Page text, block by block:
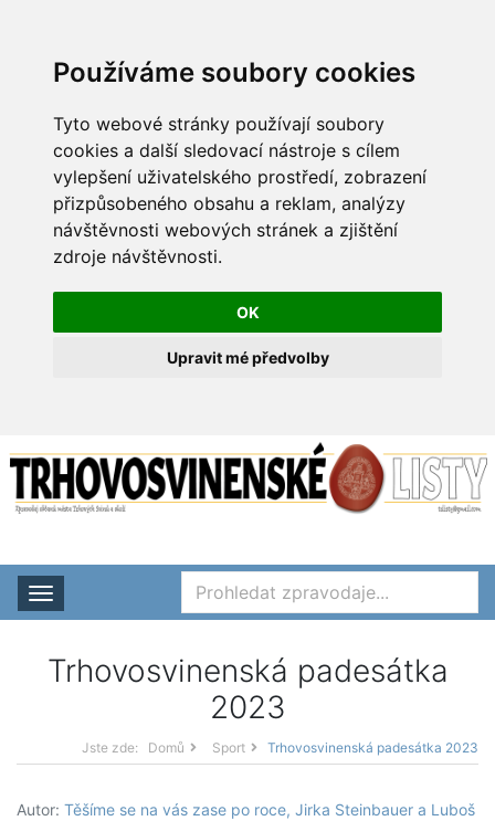
Používáme soubory cookies
Tyto webové stránky používají soubory
cookies a další sledovací nástroje s cílem
vylepšení uživatelského prostředí, zobrazení
přizpůsobeného obsahu a reklam, analýzy
návštěvnosti webových stránek a zjištění
zdroje návštěvnosti.
OK
Upravit mé předvolby
Rozbalit nabídku
Trhovosvinenská padesátka
2023
Jste zde: Domů Sport Trhovosvinenská padesátka 2023
Autor: Těšíme se na vás zase po roce, Jirka Steinbauer a Luboš